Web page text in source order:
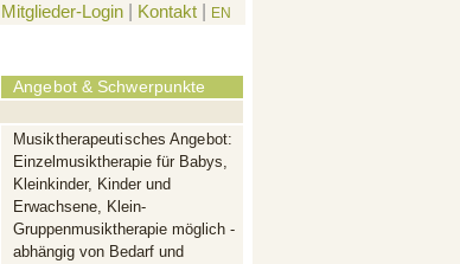
Mitglieder-Login| Kontakt| EN
Angebot & Schwerpunkte
Musiktherapeutisches Angebot:
Einzelmusiktherapie für Babys,
Kleinkinder, Kinder und
Erwachsene, Klein-
Gruppenmusiktherapie möglich -
abhängig von Bedarf und